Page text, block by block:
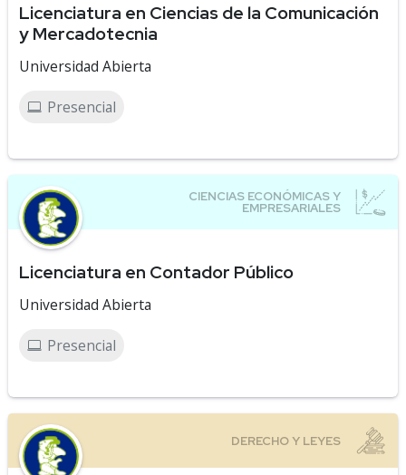
Licenciatura en Ciencias de la Comunicación
y Mercadotecnia
Universidad Abierta
Presencial
Licenciatura en Contador Público
Universidad Abierta
Presencial